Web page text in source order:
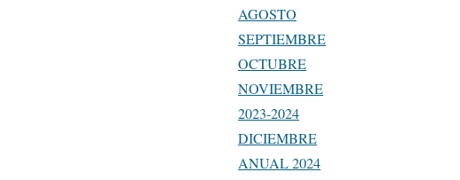
AGOSTO
SEPTIEMBRE
OCTUBRE
NOVIEMBRE
2023-2024
DICIEMBRE
ANUAL 2024